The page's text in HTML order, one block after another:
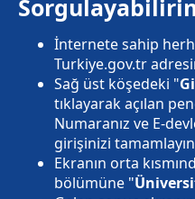
İnternete sahip
Turkiye.gov.tr
Sağ üst köşedeki "
tıklayarak açılan
Numaranız ve E-
girişinizi
Ekranın orta
bölümüne "